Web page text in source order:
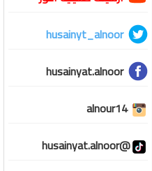
husainyt_alnoor
husainyat.alnoor
alnour14
@husainyat.alnoor